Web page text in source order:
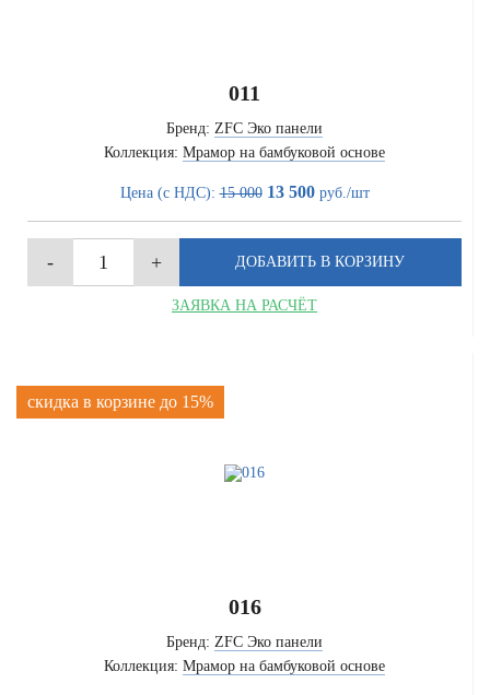
011
Бренд: ZFC Эко панели
Коллекция: Мрамор на бамбуковой основе
Цена (с НДС):15 000 13 500руб./шт
ЗАЯВКА НА РАСЧЁТ
скидка в корзине до 15%
016
Бренд: ZFC Эко панели
Коллекция: Мрамор на бамбуковой основе